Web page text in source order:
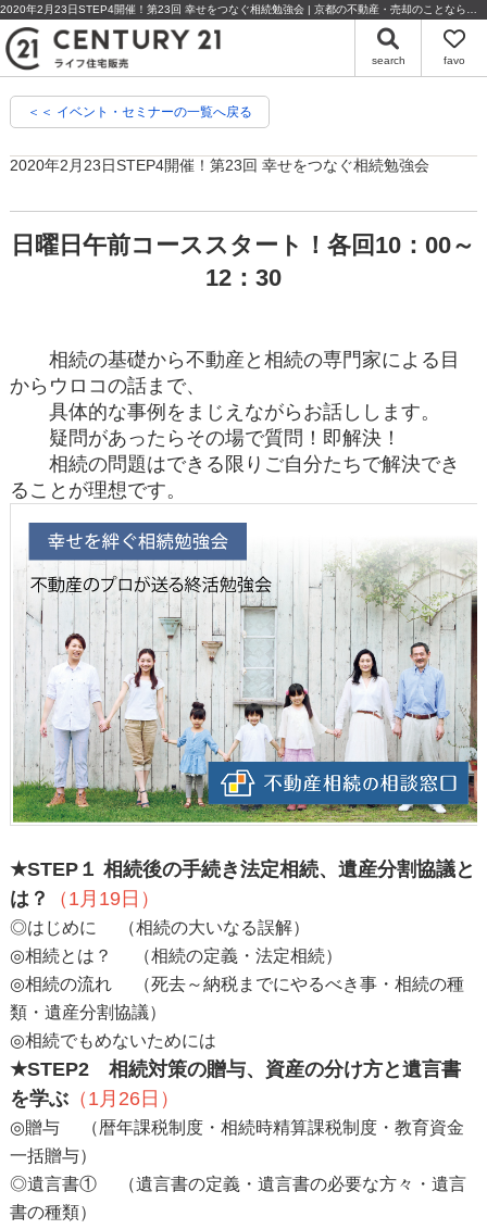
search favo
＜＜ イベント・セミナーの一覧へ戻る
2020年2月23日STEP4開催！第23回 幸せをつなぐ相続勉強会
日曜日午前コーススタート！各回10：00～
12：30
相続の基礎から不動産と相続の専門家による目
からウロコの話まで、
具体的な事例をまじえながらお話しします。
疑問があったらその場で質問！即解決！
相続の問題はできる限りご自分たちで解決でき
ることが理想です。
★STEP１ 相続後の手続き法定相続、遺産分割協議と
は？
（1月19日）
◎はじめに （相続の大いなる誤解）
◎相続とは？ （相続の定義・法定相続）
◎相続の流れ （死去～納税までにやるべき事・相続の種
類・遺産分割協議）
◎相続でもめないためには
★STEP2 相続対策の贈与、資産の分け方と遺言書
を学ぶ（1月26日）
◎贈与 （暦年課税制度・相続時精算課税制度・教育資金
一括贈与）
◎遺言書① （遺言書の定義・遺言書の必要な方々・遺言
書の種類）